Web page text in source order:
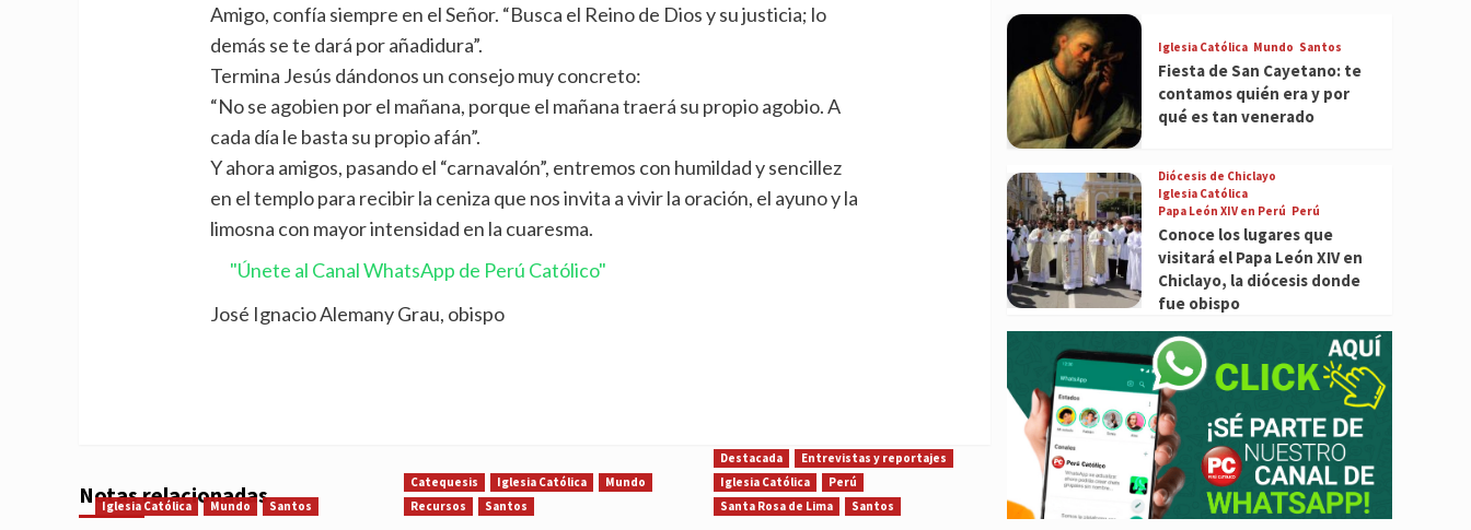
Amigo, confía siempre en el Señor. “Busca el Reino de Dios y su justicia; lo
demás se te dará por añadidura”.
Termina Jesús dándonos un consejo muy concreto:
“No se agobien por el mañana, porque el mañana traerá su propio agobio. A
cada día le basta su propio afán”.
Y ahora amigos, pasando el “carnavalón”, entremos con humildad y sencillez
en el templo para recibir la ceniza que nos invita a vivir la oración, el ayuno y la
limosna con mayor intensidad en la cuaresma.
"Únete al Canal WhatsApp de Perú Católico"
José Ignacio Alemany Grau, obispo
Notas relacionadas
Iglesia Católica Mundo Santos
Catequesis Iglesia Católica
Mundo
Recursos
Santos
Destacada
Entrevistas y reportajes
Iglesia Católica
Perú
Santa Rosa de Lima
Santos
Iglesia Católica Mundo Santos
Fiesta de San Cayetano: te
contamos quién era y por
qué es tan venerado
Diócesis de Chiclayo
Iglesia Católica
Papa León XIV en Perú Perú
Conoce los lugares que
visitará el Papa León XIV en
Chiclayo, la diócesis donde
fue obispo